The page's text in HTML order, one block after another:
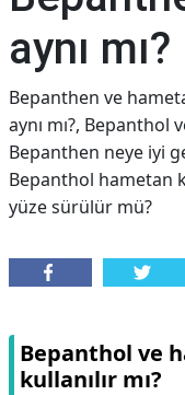
aynı mı?
Bepanthen ve
aynı mı?, Bepanthol
Bepanthen neye iyi
Bepanthol hametan
yüze sürülür mü?
Bepanthol ve
kullanılır mı?